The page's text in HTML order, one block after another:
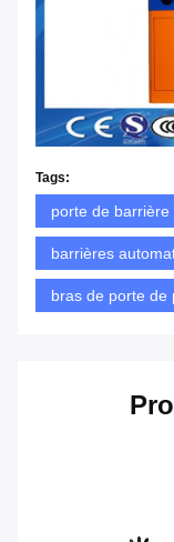
Tags:
porte de barrière
barrières
bras de porte de